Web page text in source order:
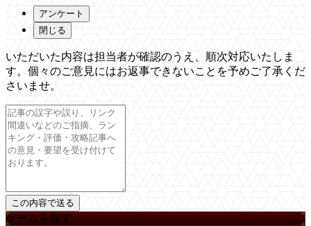
アンケート
閉じる
いただいた内容は担当者が確認のうえ、順次対応いたしま
す。個々のご意見にはお返事できないことを予めご了承くだ
さいませ。
ゲームを探す